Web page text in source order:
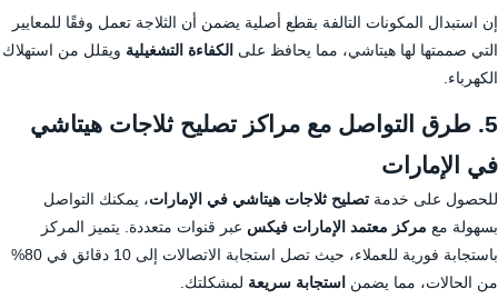
إن استبدال المكونات التالفة بقطع أصلية يضمن أن الثلاجة تعمل وفقًا للمعايير
التي صممتها لها هيتاشي، مما يحافظ على الكفاءة التشغيلية ويقلل من استهلاك
الكهرباء.
5. طرق التواصل مع مراكز تصليح ثلاجات هيتاشي
في الإمارات
للحصول على خدمة تصليح ثلاجات هيتاشي في الإمارات، يمكنك التواصل
بسهولة مع مركز معتمد الإمارات فيكس عبر قنوات متعددة. يتميز المركز
باستجابة فورية للعملاء، حيث تصل استجابة الاتصالات إلى 10 دقائق في 80%
من الحالات، مما يضمن استجابة سريعة لمشكلتك.